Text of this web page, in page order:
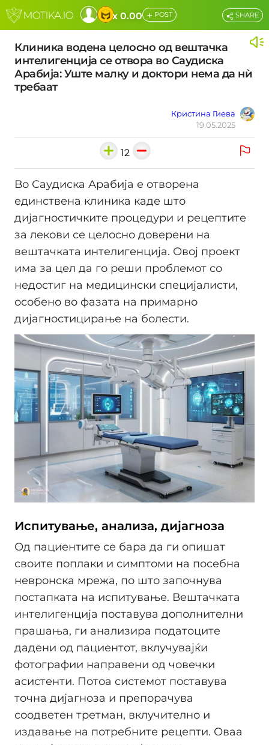
x 0.00 + POST
Клиника водена целосно од вештачка
интелигенција се отвора во Саудиска
Арабија: Уште малку и доктори нема да нѝ
требаат
Кристина Гиева
19.05.2025
SHARE
12
Во Саудиска Арабија е отворена
единствена клиника каде што
дијагностичките процедури и рецептите
за лекови се целосно доверени на
вештачката интелигенција. Овој проект
има за цел да го реши проблемот со
недостиг на медицински специјалисти,
особено во фазата на примарно
дијагностицирање на болести.
Испитување, анализа, дијагноза
Од пациентите се бара да ги опишат
своите поплаки и симптоми на посебна
невронска мрежа, по што започнува
постапката на испитување. Вештачката
интелигенција поставува дополнителни
прашања, ги анализира податоците
дадени од пациентот, вклучувајќи
фотографии направени од човечки
асистенти. Потоа системот поставува
точна дијагноза и препорачува
соодветен третман, вклучително и
издавање на потребните рецепти. Оваа